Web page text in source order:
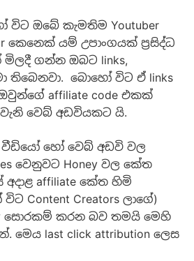
ඔබේ කැමතිම Youtuber
කෙනෙක් යම් උපාංගයක් ප්‍රසිද්ධ
මිලදී ගන්න ඔබට links,
තිබෙනවා. බොහෝ විට ඒ links
affiliate code එකක්
වැනි වෙබ් අඩවියකට යි.
වීඩියෝ හෝ වෙබ් අඩවි වල
වෙනුවට Honey වල කේත
අදාළ affiliate කේත හිමි
Content Creators ලාගේ)
සොරකම් කරන බව තමයි මෙහි
මෙය last click attribution ලෙස